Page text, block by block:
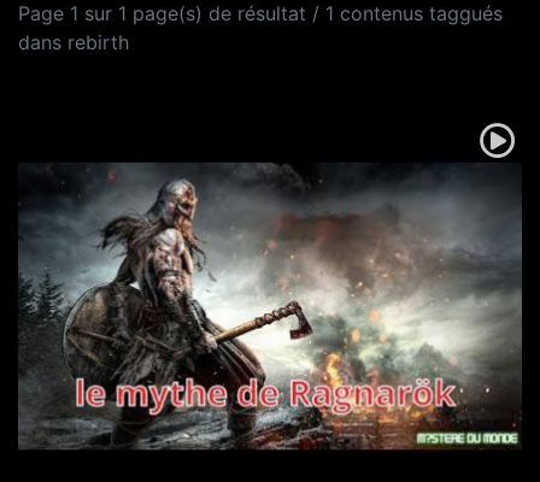
Page 1 sur 1 page(s) de résultat / 1 contenus taggués
dans rebirth